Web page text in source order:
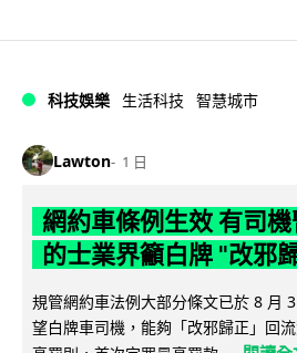
科技娛樂 生活科技 智慧城市
Lawton 1 日
網約車條例生效 有司
的士業界籲白牌 "改邪
規管網約車法例大部分條文已於 8 月
望白牌車司機，能夠「改邪歸正」回